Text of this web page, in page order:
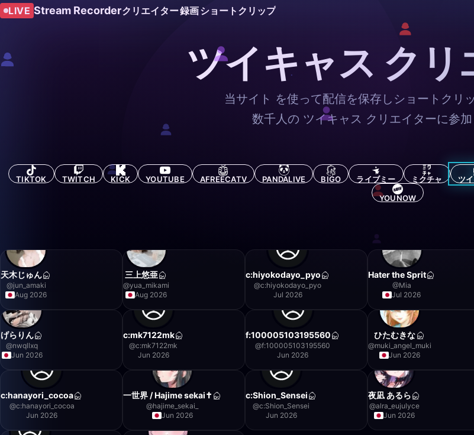
LIVE Stream Recorderクリエイター録画ショートクリップ
ツイキャス クリ
当サイト を使って配信を保存しショートクリ
数千人の ツイキャス クリエイターに参加
TIKTOK TWITCH KICK YOUTUBE AFREECATV PANDALIVE BIGO ライブミー ミクチャ ツ
YOUNOW
天木じゅん
@jun_amaki
Aug 2026
三上悠亜
@yua_mikami
Aug 2026
c:hiyokodayo_pyo
@c:hiyokodayo_pyo
Jul 2026
Hater the Sprit
@Mia
Jul 2026
げらりん
@nwqllxq
Jun 2026
c:mk7122mk
@c:mk7122mk
Jun 2026
f:100005103195560
@f:100005103195560
Jun 2026
ひたむきな
@muki_angel_muki
Jun 2026
c:hanayori_cocoa
@c:hanayori_cocoa
Jun 2026
一世界 / Hajime sekai✝️
@hajime_sekai_
Jun 2026
c:Shion_Sensei
@c:Shion_Sensei
Jun 2026
夜凪 あるら
@alra_eujulyce
Jun 2026